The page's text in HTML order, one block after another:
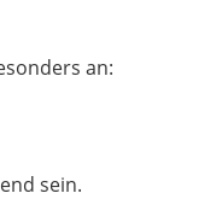
an:
sein.